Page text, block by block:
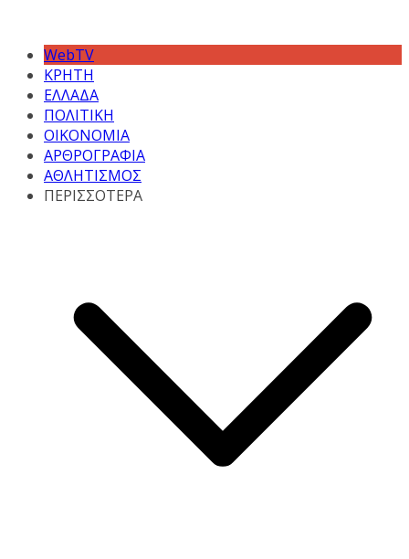
WebTV
ΚΡΗΤΗ
ΕΛΛΑΔΑ
ΠΟΛΙΤΙΚΗ
ΟΙΚΟΝΟΜΙΑ
ΑΡΘΡΟΓΡΑΦΙΑ
ΑΘΛΗΤΙΣΜΟΣ
ΠΕΡΙΣΣΟΤΕΡΑ